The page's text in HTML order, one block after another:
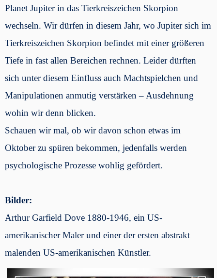
Planet Jupiter in das Tierkreiszeichen Skorpion
wechseln. Wir dürfen in diesem Jahr, wo Jupiter sich im
Tierkreiszeichen Skorpion befindet mit einer größeren
Tiefe in fast allen Bereichen rechnen. Leider dürften
sich unter diesem Einfluss auch Machtspielchen und
Manipulationen anmutig verstärken – Ausdehnung
wohin wir denn blicken.
Schauen wir mal, ob wir davon schon etwas im
Oktober zu spüren bekommen, jedenfalls werden
psychologische Prozesse wohlig gefördert.
Bilder:
Arthur Garfield Dove 1880-1946, ein US-
amerikanischer Maler und einer der ersten abstrakt
malenden US-amerikanischen Künstler.